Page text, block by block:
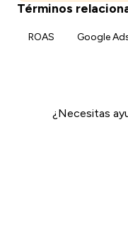
Términos
ROAS Google
¿Necesitas